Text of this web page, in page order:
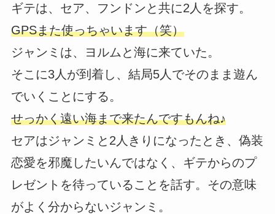
ギテは、セア、フンドンと共に2人を探す。
GPSまた使っちゃいます（笑）
ジャンミは、ヨルムと海に来ていた。
そこに3人が到着し、結局5人でそのまま遊ん
でいくことにする。
せっかく遠い海まで来たんですもんね♪
セアはジャンミと2人きりになったとき、偽装
恋愛を邪魔したいんではなく、ギテからのプ
レゼントを待っていることを話す。その意味
がよく分からないジャンミ。